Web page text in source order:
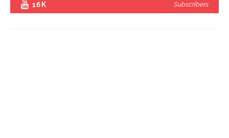
16K Subscribers